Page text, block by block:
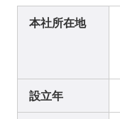
本社所在地
設立年